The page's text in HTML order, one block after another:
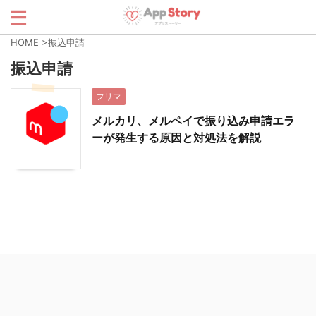
HOME >振込申請
振込申請
フリマ
メルカリ、メルペイで振り込み申請エラ
ーが発生する原因と対処法を解説